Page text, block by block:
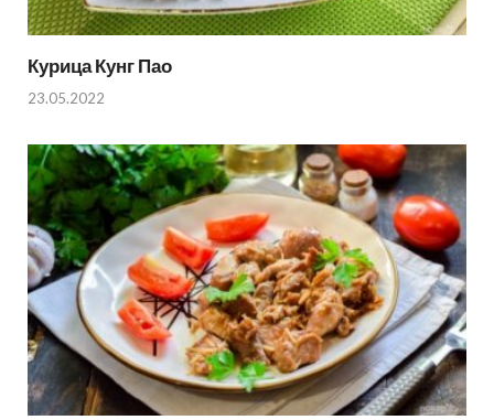
Курица Кунг Пао
23.05.2022